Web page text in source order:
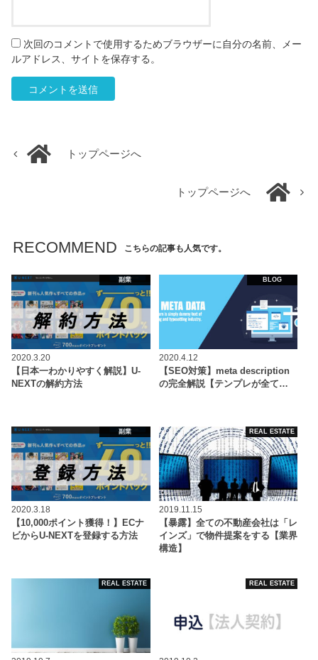
次回のコメントで使用するためブラウザーに自分の名前、メー
ルアドレス、サイトを保存する。
トップページへ
トップページへ
RECOMMEND こちらの記事も人気です。
副業
2020.3.20
【日本一わかりやすく解説】U-
NEXTの解約方法
BLOG
2020.4.12
【SEO対策】meta description
の完全解説【テンプレが全て…
副業
2020.3.18
【10,000ポイント獲得！】ECナ
ビからU-NEXTを登録する方法
REAL ESTATE
2019.11.15
【暴露】全ての不動産会社は「レ
インズ」で物件提案をする【業界
構造】
REAL ESTATE REAL ESTATE